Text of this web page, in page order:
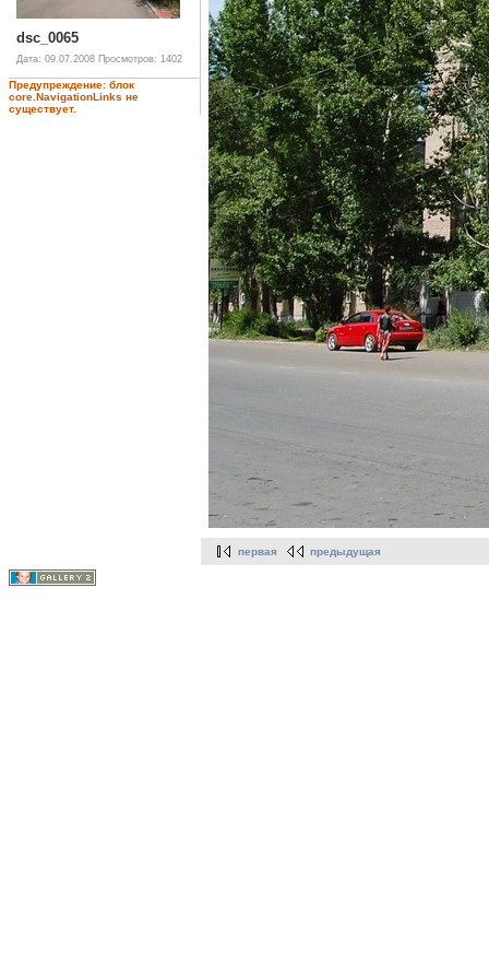
dsc_0065
Дата: 09.07.2008 Просмотров: 1402
Предупреждение: блок
core.NavigationLinks не
существует.
первая предыдущая